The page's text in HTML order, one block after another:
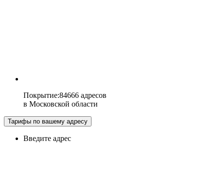
Покрытие:84666 адресов
в Московской области
Тарифы по вашему адресу
Введите адрес